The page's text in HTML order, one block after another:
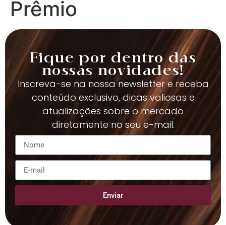
Prêmio
Fique por dentro das
nossas novidades!
Inscreva-se na nossa newsletter e receba
conteúdo exclusivo, dicas valiosas e
atualizações sobre o mercado
diretamente no seu e-mail.
Enviar